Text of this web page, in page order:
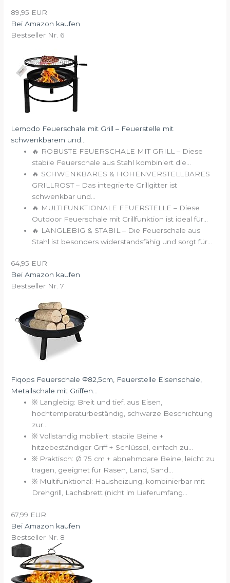
89,95 EUR
Bei Amazon kaufen
Bestseller Nr. 6
Lemodo Feuerschale mit Grill – Feuerstelle mit
schwenkbarem und...
🔥 ROBUSTE FEUERSCHALE MIT GRILL – Diese
stabile Feuerschale aus Stahl kombiniert die...
🔥 SCHWENKBARES & HÖHENVERSTELLBARES
GRILLROST – Das integrierte Grillgitter ist
schwenkbar und...
🔥 MULTIFUNKTIONALE FEUERSTELLE – Diese
Outdoor Feuerschale mit Grillfunktion ist ideal für...
🔥 LANGLEBIG & STABIL – Die Feuerschale aus
Stahl ist besonders widerstandsfähig und sorgt für...
64,95 EUR
Bei Amazon kaufen
Bestseller Nr. 7
Fiqops Feuerschale Φ82,5cm, Feuerstelle Eisenschale,
Metallschale mit Griffen...
※ Langlebig: Breit und tief, aus Eisen,
hochtemperaturbeständig, schwarze Beschichtung
zur...
※ Vollständig möbliert: stabile Beine +
hitzebeständiger Griff + Schlüssel, einfach zu...
※ Praktisch: Ø 75 cm + abnehmbare Beine, leicht zu
tragen, geeignet für Rasen, Land, Sand...
※ Multifunktional: Hausheizung, kombinierbar mit
Drehgrill, Lachsbrett (nicht im Lieferumfang...
67,99 EUR
Bei Amazon kaufen
Bestseller Nr. 8